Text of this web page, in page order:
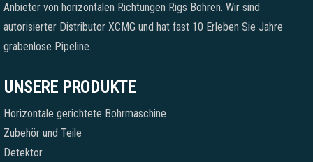
Anbieter von horizontalen Richtungen Rigs Bohren. Wir sind
autorisierter Distributor XCMG und hat fast 10 Erleben Sie Jahre
grabenlose Pipeline.
UNSERE PRODUKTE
Horizontale gerichtete Bohrmaschine
Zubehör und Teile
Detektor